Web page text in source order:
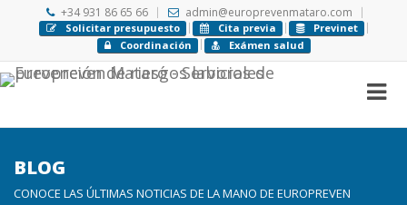
+34 931 86 65 66 admin@europrevenmataro.com
Solicitar presupuesto Cita previa
Previnet
Coordinación
Exámen salud
BLOG
CONOCE LAS ÚLTIMAS NOTICIAS DE LA MANO DE EUROPREVEN